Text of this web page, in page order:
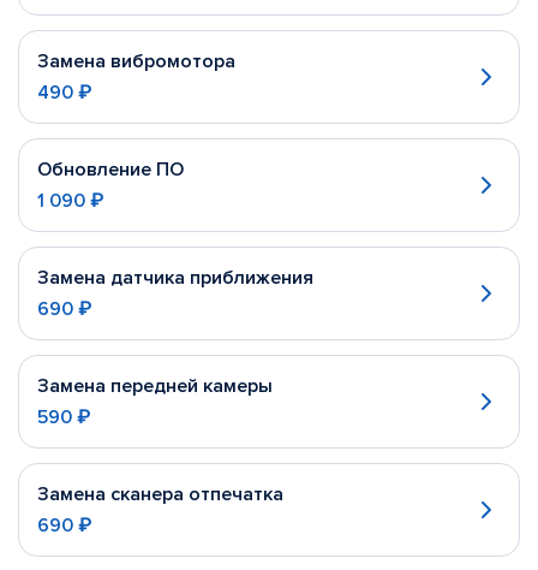
Замена вибромотора
490 ₽
Обновление ПО
1 090 ₽
Замена датчика приближения
690 ₽
Замена передней камеры
590 ₽
Замена сканера отпечатка
690 ₽